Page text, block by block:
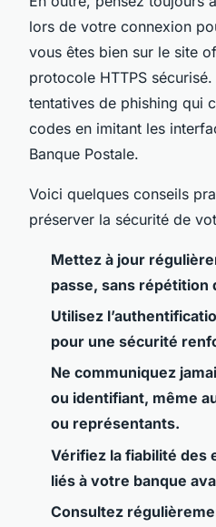
lors de votre connexion
vous êtes bien sur le site
protocole HTTPS
tentatives de phishing qui
codes en imitant les
Banque Postale.
Voici quelques conseils
préserver la sécurité de
Mettez à jour
passe, sans répétition
Utilisez
pour une sécurité
Ne communiquez
ou identifiant, même
ou représentants.
Vérifiez la fiabilité des
liés à votre banque
Consultez